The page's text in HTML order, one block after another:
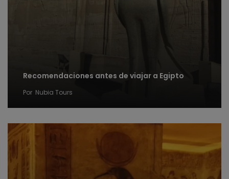
Recomendaciones antes de viajar a Egipto
Por Nubia Tours